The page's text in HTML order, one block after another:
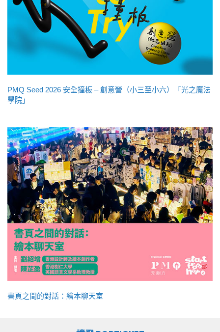
PMQ Seed 2026 安全撞板 – 創意營（小三至小六）「光之魔法
學院」
書頁之間的對話：繪本聊天室